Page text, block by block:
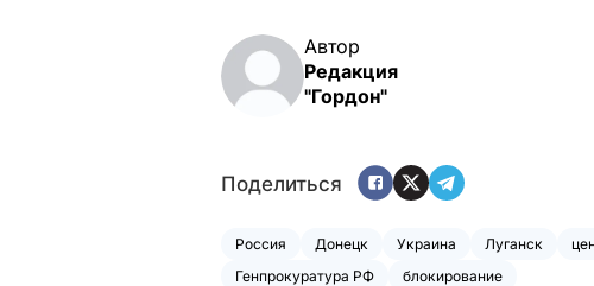
Автор
Редакция
"Гордон"
Поделиться
Россия Донецк Украина Луганск
Генпрокуратура РФ
блокирование